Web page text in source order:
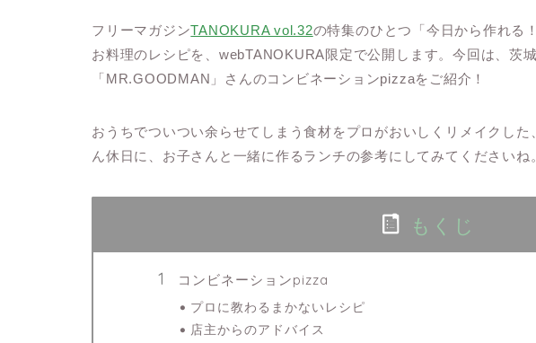
フリーマガジンTANOKURA vol.32の特集のひとつ「今日から作れる
お料理のレシピを、webTANOKURA限定で公開します。今回は、茨
「MR.GOODMAN」さんのコンビネーションpizzaをご紹介！
おうちでついつい余らせてしまう食材をプロがおいしくリメイクし
ん休日に、お子さんと一緒に作るランチの参考にしてみてくださいね。
もくじ
コンビネーションpizza
プロに教わるまかないレシピ
店主からのアドバイス